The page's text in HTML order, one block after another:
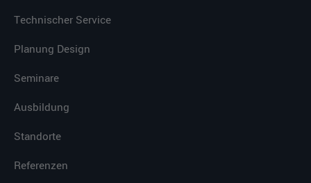
Technischer Service
Planung Design
Seminare
Ausbildung
Standorte
Referenzen